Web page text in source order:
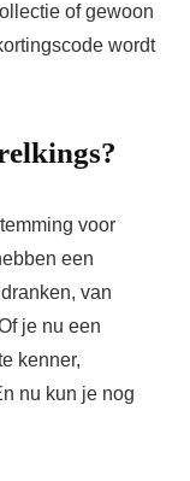
of gewoon
wordt
voor
een
van
je nu een
kenner,
nu kun je nog